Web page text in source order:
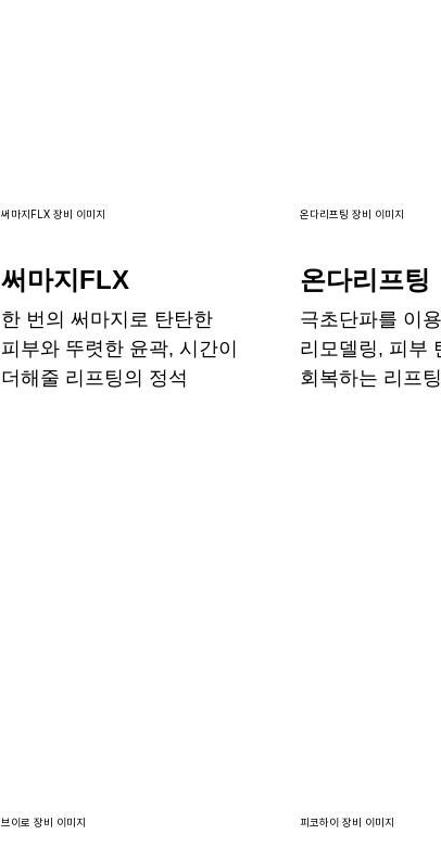
써마지FLX 장비 이미지
써마지FLX
한 번의 써마지로 탄탄한
피부와 뚜렷한 윤곽, 시간이
더해줄 리프팅의 정석
온다리프팅 장비 이미지
온다리프팅
극초단파를 이
리모델링, 피부
회복하는 리프팅
브이로 장비 이미지 피코하이 장비 이미지